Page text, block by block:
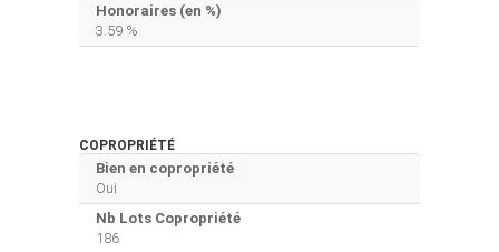
Honoraires (en %)
3.59 %
COPROPRIÉTÉ
Bien en copropriété
Oui
Nb Lots Copropriété
186